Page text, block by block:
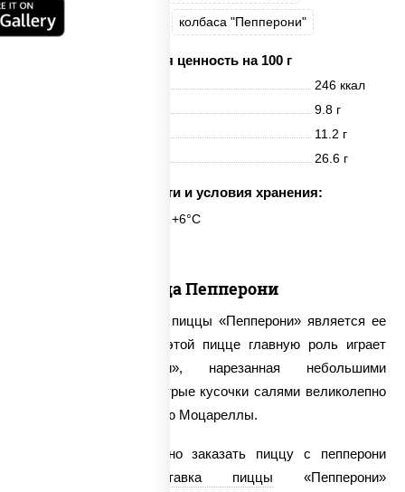
моцарелла для пиццы колбаса "Пепперони"
Пищевая ценность на 100 г
246 ккал
9.8 г
11.2 г
26.6 г
Срок годности и условия хранения:
24 часа при t° от +2°C до +6°C
Пицца Пепперони
Отличительной чертой пиццы «Пепперони» является ее
остро-жгучий вкус. В этой пицце главную роль играет
колбаса «Пепперони», нарезанная небольшими
кусочками. Жирные острые кусочки салями великолепно
сочетаются с нежностью Моцареллы.
На нашем сайте можно заказать пиццу с пепперони
Доставка пиццы «Пепперони»